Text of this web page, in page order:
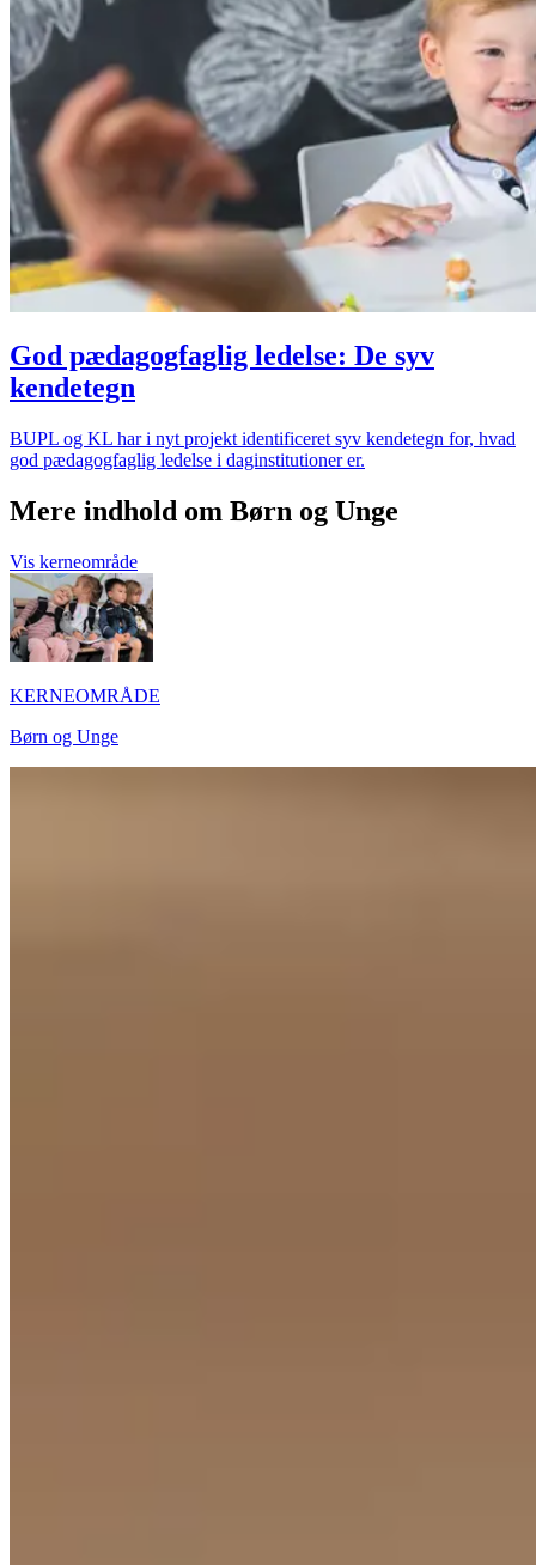
God pædagogfaglig ledelse: De syv
kendetegn
BUPL og KL har i nyt projekt identificeret syv kendetegn for, hvad
god pædagogfaglig ledelse i daginstitutioner er.
Mere indhold om Børn og Unge
Vis kerneområde
KERNEOMRÅDE
Børn og Unge